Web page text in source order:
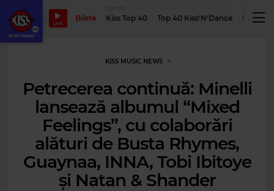
LIVE
Bilete Kiss Top 40 Top 40 Kiss'N'Dance
KISS MUSIC NEWS
Petrecerea continuă: Minelli
lansează albumul “Mixed
Feelings”, cu colaborări
alături de Busta Rhymes,
Guaynaa, INNA, Tobi Ibitoye
și Natan & Shander